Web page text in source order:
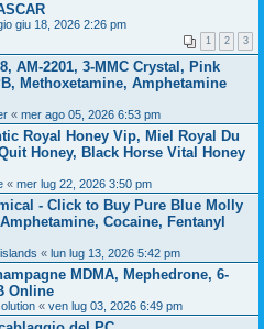
giu 18, 2026 2:26 pm
1 2 3
AM-2201, 3-MMC Crystal, Pink
Methoxetamine, Amphetamine
« mer ago 05, 2026 6:53 pm
Royal Honey Vip, Miel Royal Du
Honey, Black Horse Vital Honey
« mer lug 22, 2026 3:50 pm
- Click to Buy Pure Blue Molly
Cocaine, Fentanyl
« lun lug 13, 2026 5:42 pm
MDMA, Mephedrone, 6-
Online
« ven lug 03, 2026 6:49 pm